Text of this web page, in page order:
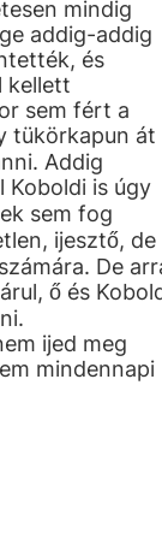
mindig
addig-addig
és
kellett
sem fért a
tükörkapun át
Addig
Koboldi is úgy
sem fog
ijesztő, de
De
ő és
ijed meg
mindennapi